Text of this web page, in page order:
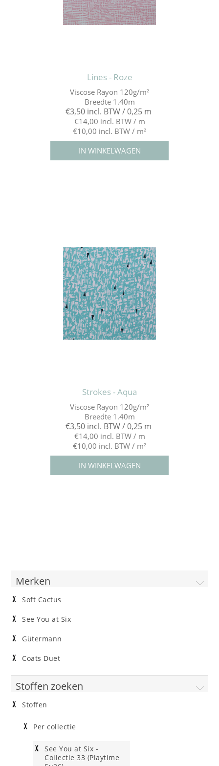
Lines - Roze
Viscose Rayon 120g/m²
Breedte 1.40m
€3,50 incl. BTW / 0,25 m
€14,00 incl. BTW / m
€10,00 incl. BTW / m²
Strokes - Aqua
Viscose Rayon 120g/m²
Breedte 1.40m
€3,50 incl. BTW / 0,25 m
€14,00 incl. BTW / m
€10,00 incl. BTW / m²
Merken
Soft Cactus
See You at Six
Gütermann
Coats Duet
Stoffen zoeken
Stoffen
Per collectie
See You at Six -
Collectie 33 (Playtime